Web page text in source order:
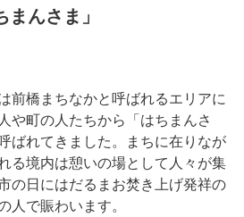
んさま」
前橋まちなかと呼ばれるエリアに
や町の人たちから「はちまんさ
ばれてきました。まちに在りなが
る境内は憩いの場として人々が集
の日にはだるまお焚き上げ発祥の
人で賑わいます。